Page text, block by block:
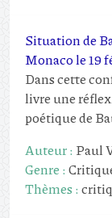
Situation de
Monaco le 19
Dans cette
livre une
poétique de
Auteur : Paul
Genre :
Thèmes :